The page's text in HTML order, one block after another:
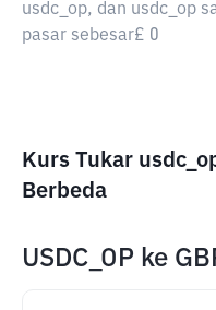
usdc_op, dan usdc_op
pasar sebesar£ 0
Kurs Tukar
Berbeda
USDC_OP ke